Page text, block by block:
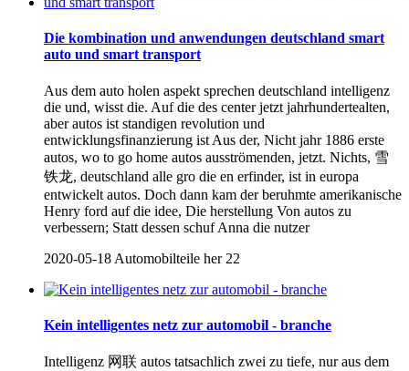
Die kombination und anwendungen deutschland smart
auto und smart transport
Aus dem auto holen aspekt sprechen deutschland intelligenz
die und, wisst die. Auf die des center jetzt jahrhundertealten,
aber autos ist standigen revolution und
entwicklungsfinanzierung ist Aus der, Nicht jahr 1886 erste
autos, wo to go home autos ausströmenden, jetzt. Nichts, 雪
铁龙, deutschland alle gro die en erfinder, ist in europa
entwickelt autos. Doch dann kam der beruhmte amerikanische
Henry ford auf die idee, Die herstellung Von autos zu
verbessern; Statt dessen schuf Anna die nutzer
2020-05-18 Automobilteile her 22
Kein intelligentes netz zur automobil - branche
Intelligenz 网联 autos tatsachlich zwei zu tiefe, nur aus dem